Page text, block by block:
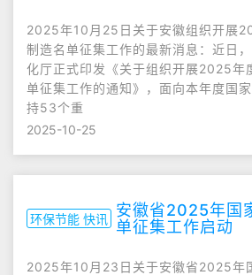
2025年10月25日关于安徽组织开展
制造名单征集工作的最新消息：近日
化厅正式印发《关于组织开展2025年
单征集工作的通知》，面向本年度国
持53个重
2025-10-25
环保节能 快讯 安徽省2025年国
单征集工作启动
2025年10月23日关于安徽省2025年